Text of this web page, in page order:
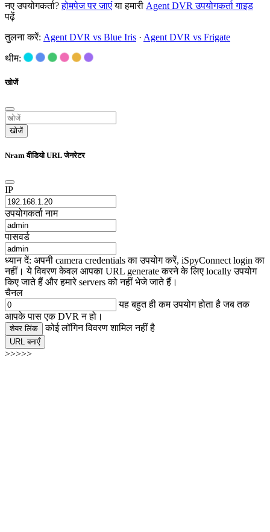
नए उपयोगकर्ता?होमपेज पर जाएंया हमारी Agent DVR उपयोगकर्ता गाइड
पढ़ें
तुलना करें: Agent DVR vs Blue Iris · Agent DVR vs Frigate
थीम:
खोजें
खोजें
Nram वीडियो URL जेनरेटर
IP
उपयोगकर्ता नाम
पासवर्ड
ध्यान दें: अपनी camera credentials का उपयोग करें, iSpyConnect login का
नहीं। ये विवरण केवल आपका URL generate करने के लिए locally उपयोग
किए जाते हैं और हमारे servers को नहीं भेजे जाते हैं।
चैनल
यह बहुत ही कम उपयोग होता है जब तक
आपके पास एक DVR न हो।
शेयर लिंक कोई लॉगिन विवरण शामिल नहीं है
URL बनाएँ
>>>>>